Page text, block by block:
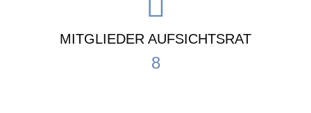
MITGLIEDER AUFSICHTSRAT
8